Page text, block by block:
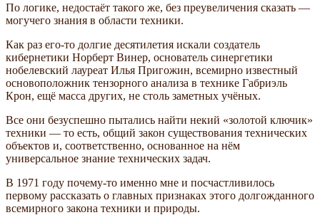
По логике, недостаёт такого же, без преувеличения сказать —
могучего знания в области техники.
Как раз его-то долгие десятилетия искали создатель
кибернетики Норберт Винер, основатель синергетики
нобелевский лауреат Илья Пригожин, всемирно известный
основоположник тензорного анализа в технике Габриэль
Крон, ещё масса других, не столь заметных учёных.
Все они безуспешно пытались найти некий «золотой ключик»
техники — то есть, общий закон существования технических
объектов и, соответственно, основанное на нём
универсальное знание технических задач.
В 1971 году почему-то именно мне и посчастливилось
первому рассказать о главных признаках этого долгожданного
всемирного закона техники и природы.